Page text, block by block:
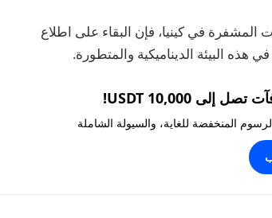
في كينيا، فإن البقاء على اطلاع
هذه البيئة الديناميكية والمتطورة.
المنخفضة للغاية، والسيولة الشاملة